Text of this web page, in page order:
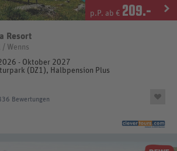
p.P. ab € 209.-
Resort
Wenns
- Oktober 2027
(DZ1), Halbpension Plus
Bewertungen